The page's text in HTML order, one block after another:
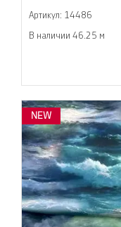
Артикул: 14486
В наличии 46.25 м
NEW